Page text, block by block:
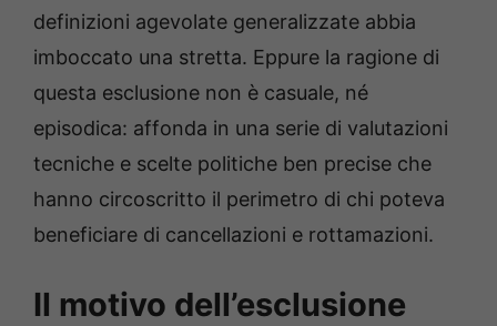
definizioni agevolate generalizzate abbia
imboccato una stretta. Eppure la ragione di
questa esclusione non è casuale, né
episodica: affonda in una serie di valutazioni
tecniche e scelte politiche ben precise che
hanno circoscritto il perimetro di chi poteva
beneficiare di cancellazioni e rottamazioni.
Il motivo dell’esclusione